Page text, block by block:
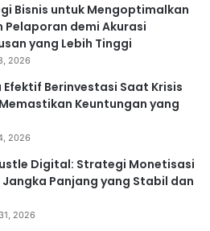
Bisnis untuk Mengoptimalkan
Pelaporan demi Akurasi
yang Lebih Tinggi
2026
Efektif Berinvestasi Saat Krisis
Keuntungan yang
2026
Digital: Strategi Monetisasi
Jangka Panjang yang Stabil dan
2026